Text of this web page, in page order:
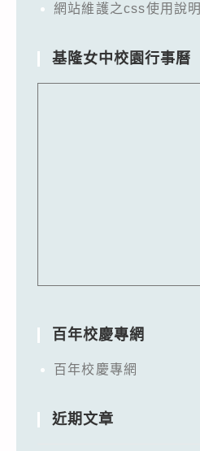
網站維護之css使用說明
基隆女中校園行事曆
百年校慶專網
百年校慶專網
近期文章